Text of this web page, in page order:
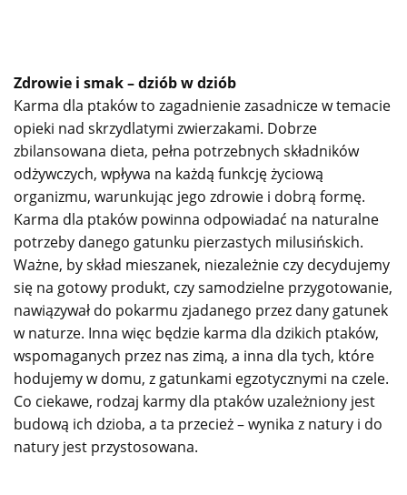
Zdrowie i smak – dziób w dziób
Karma dla ptaków to zagadnienie zasadnicze w temacie
opieki nad skrzydlatymi zwierzakami. Dobrze
zbilansowana dieta, pełna potrzebnych składników
odżywczych, wpływa na każdą funkcję życiową
organizmu, warunkując jego zdrowie i dobrą formę.
Karma dla ptaków powinna odpowiadać na naturalne
potrzeby danego gatunku pierzastych milusińskich.
Ważne, by skład mieszanek, niezależnie czy decydujemy
się na gotowy produkt, czy samodzielne przygotowanie,
nawiązywał do pokarmu zjadanego przez dany gatunek
w naturze. Inna więc będzie karma dla dzikich ptaków,
wspomaganych przez nas zimą, a inna dla tych, które
hodujemy w domu, z gatunkami egzotycznymi na czele.
Co ciekawe, rodzaj karmy dla ptaków uzależniony jest
budową ich dzioba, a ta przecież – wynika z natury i do
natury jest przystosowana.